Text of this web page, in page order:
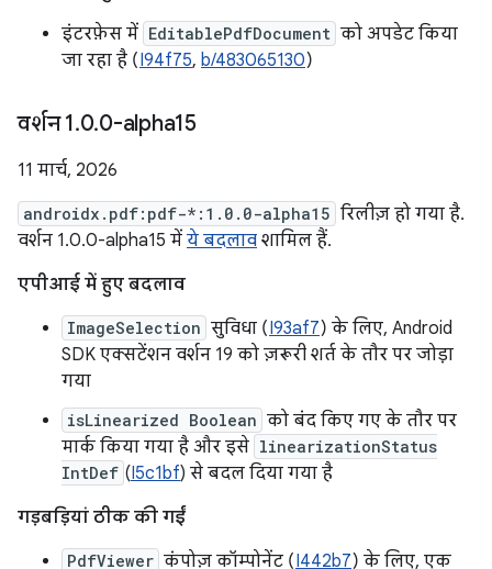
इंटरफ़ेस में EditablePdfDocument को अपडेट किया
जा रहा है (I94f75, b/483065130)
वर्शन 1.0.0-alpha15
11 मार्च, 2026
androidx.pdf:pdf-*:1.0.0-alpha15 रिलीज़ हो गया है.
वर्शन 1.0.0-alpha15 में ये बदलाव शामिल हैं.
एपीआई में हुए बदलाव
ImageSelection सुविधा (I93af7) के लिए, Android
SDK एक्सटेंशन वर्शन 19 को ज़रूरी शर्त के तौर पर जोड़ा
गया
isLinearized Boolean को बंद किए गए के तौर पर
मार्क किया गया है और इसे linearizationStatus
IntDef (I5c1bf) से बदल दिया गया है
गड़बड़ियां ठीक की गईं
PdfViewer कंपोज़ कॉम्पोनेंट (I442b7) के लिए, एक